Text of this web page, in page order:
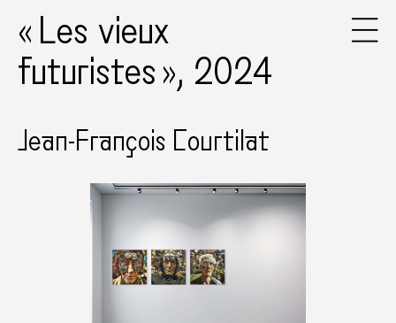
« Les vieux
futuristes », 2024
Jean-François Courtilat